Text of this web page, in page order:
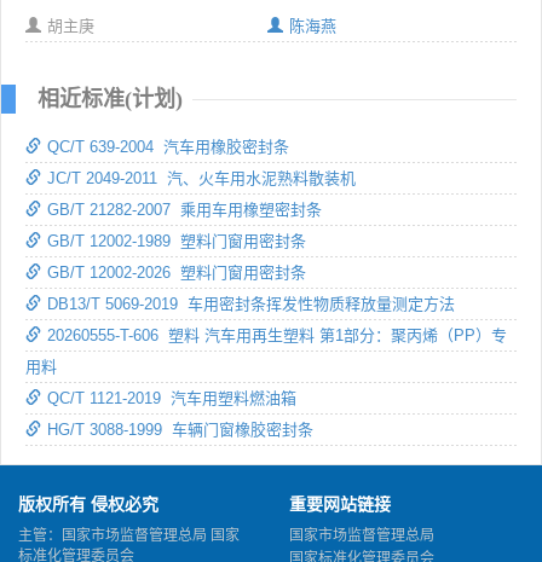
胡主庚 陈海燕
相近标准(计划)
QC/T 639-2004 汽车用橡胶密封条
JC/T 2049-2011 汽、火车用水泥熟料散装机
GB/T 21282-2007 乘用车用橡塑密封条
GB/T 12002-1989 塑料门窗用密封条
GB/T 12002-2026 塑料门窗用密封条
DB13/T 5069-2019 车用密封条挥发性物质释放量测定方法
20260555-T-606 塑料 汽车用再生塑料 第1部分：聚丙烯（PP）专
用料
QC/T 1121-2019 汽车用塑料燃油箱
HG/T 3088-1999 车辆门窗橡胶密封条
版权所有 侵权必究
主管：国家市场监督管理总局 国家
标准化管理委员会
重要网站链接
国家市场监督管理总局
国家标准化管理委员会